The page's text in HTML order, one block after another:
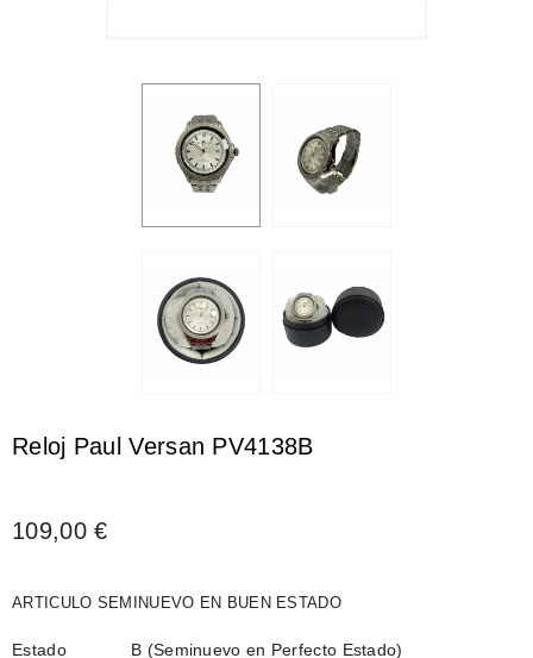
Reloj Paul Versan PV4138B
109,00 €
ARTICULO SEMINUEVO EN BUEN ESTADO
Estado B (Seminuevo en Perfecto Estado)